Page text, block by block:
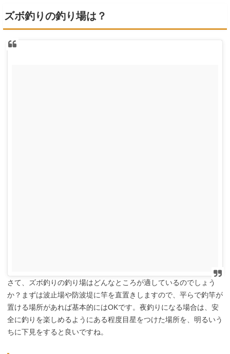
ズボ釣りの釣り場は？
さて、ズボ釣りの釣り場はどんなところが適しているのでしょう
か？まずは波止場や防波堤に竿を直置きしますので、平らで釣竿が
置ける場所があれば基本的にはOKです。夜釣りになる場合は、安
全に釣りを楽しめるようにある程度目星をつけた場所を、明るいう
ちに下見をすると良いですね。